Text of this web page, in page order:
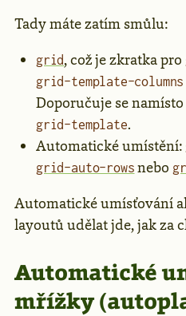
Tady máte zatím smůlu:
grid, což je zkratka pro
grid-template-columns
Doporučuje se
grid-template.
Automatické umístění:
grid-auto-rows nebo
Automatické umísťování
layoutů udělat jde, jak za
Au­to­ma­tic­ké
mříž­ky